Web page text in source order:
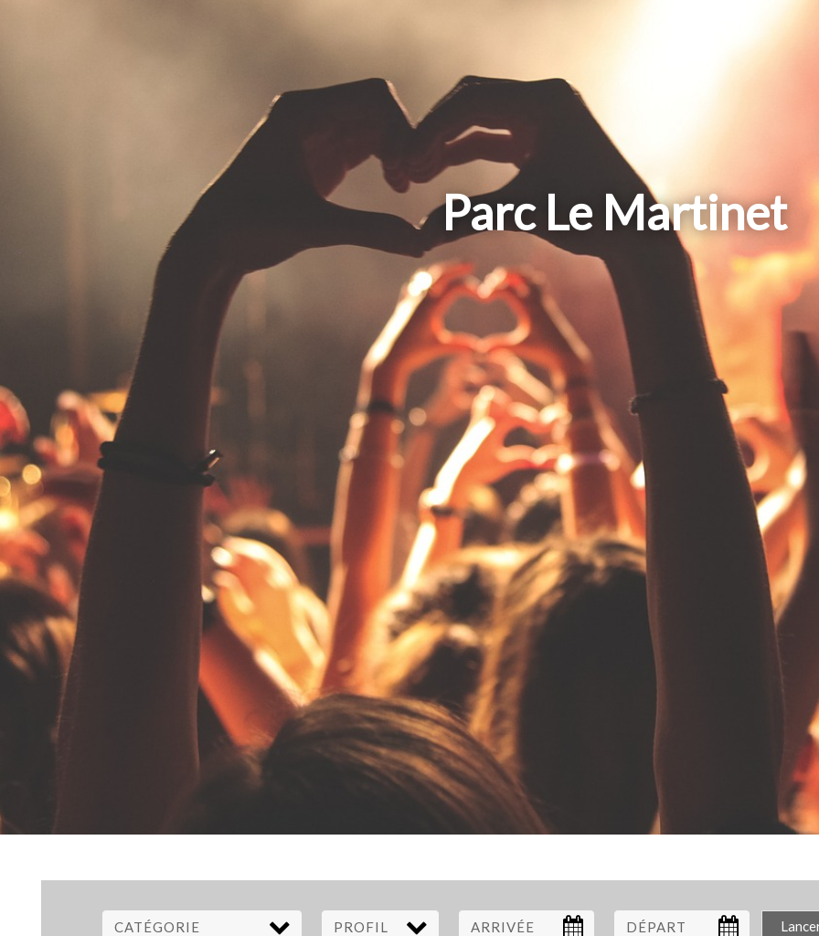
Parc Le Martinet
CATÉGORIE PROFIL ARRIVÉE DÉPART